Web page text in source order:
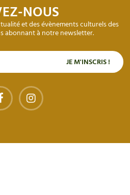
NOUS
et des évènements culturels des
abonnant à notre newsletter.